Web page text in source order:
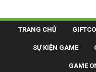
TRANG CHỦ
SỰ KIỆN GAME
GAME